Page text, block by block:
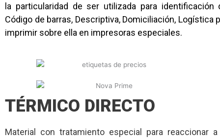
la particularidad de ser utilizada para identificación
Código de barras, Descriptiva, Domiciliación, Logística
imprimir sobre ella en impresoras especiales.
TÉRMICO DIRECTO
Material con tratamiento especial para reaccionar